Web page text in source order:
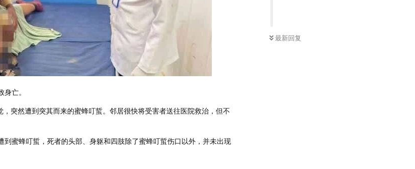
最新回复
亡。
突然遭到突其而来的蜜蜂叮蜇。邻居很快将受害者送往医院救治，但不
蜜蜂叮蜇，死者的头部、身躯和四肢除了蜜蜂叮蜇伤口以外，并未出现